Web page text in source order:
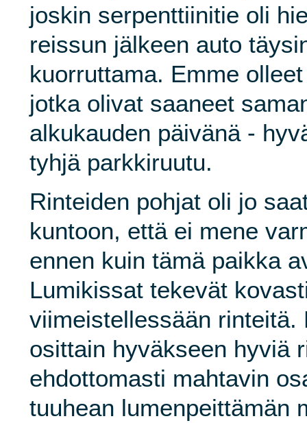
joskin serpenttiinitie oli
reissun jälkeen auto
kuorruttama. Emme
jotka olivat saaneet
alkukauden päivänä -
tyhjä parkkiruutu.
Rinteiden pohjat oli jo
kuntoon, että ei mene
ennen kuin tämä paikka
Lumikissat tekevät
viimeistellessään rinteitä.
osittain hyväkseen hyviä
ehdottomasti mahtavin
tuuhean lumenpeittämän